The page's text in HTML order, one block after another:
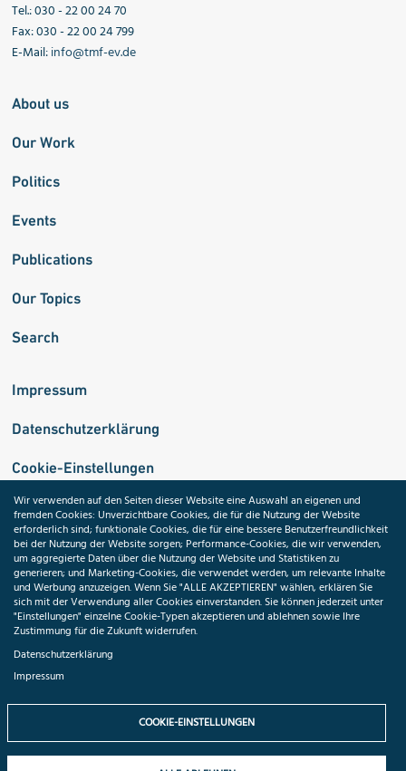
Tel.: 030 - 22 00 24 70
Fax: 030 - 22 00 24 799
E-Mail:info@tmf-ev.de
About us
Our Work
Politics
Events
Publications
Our Topics
Search
Impressum
Datenschutzerklärung
Cookie-Einstellungen
Medizininformatik-Initiative
ToolPool Gesundheitsforschung
Folgen Sie uns:
Wir verwenden auf den Seiten dieser Website eine Auswahl an eigenen und
fremden Cookies: Unverzichtbare Cookies, die für die Nutzung der Website
erforderlich sind; funktionale Cookies, die für eine bessere Benutzerfreundlichkeit
bei der Nutzung der Website sorgen; Performance-Cookies, die wir verwenden,
um aggregierte Daten über die Nutzung der Website und Statistiken zu
generieren; und Marketing-Cookies, die verwendet werden, um relevante Inhalte
und Werbung anzuzeigen. Wenn Sie "ALLE AKZEPTIEREN" wählen, erklären Sie
sich mit der Verwendung aller Cookies einverstanden. Sie können jederzeit unter
"Einstellungen" einzelne Cookie-Typen akzeptieren und ablehnen sowie Ihre
Zustimmung für die Zukunft widerrufen.
Datenschutzerklärung
Impressum
COOKIE-EINSTELLUNGEN